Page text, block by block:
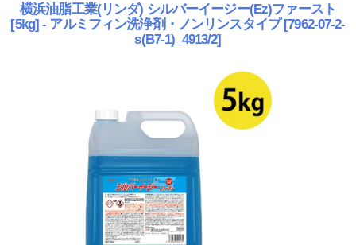
横浜油脂工業(リンダ) シルバーイージー(Ez)ファースト
[5kg] - アルミフィン洗浄剤・ノンリンスタイプ [7962-07-2-
s(B7-1)_4913/2]